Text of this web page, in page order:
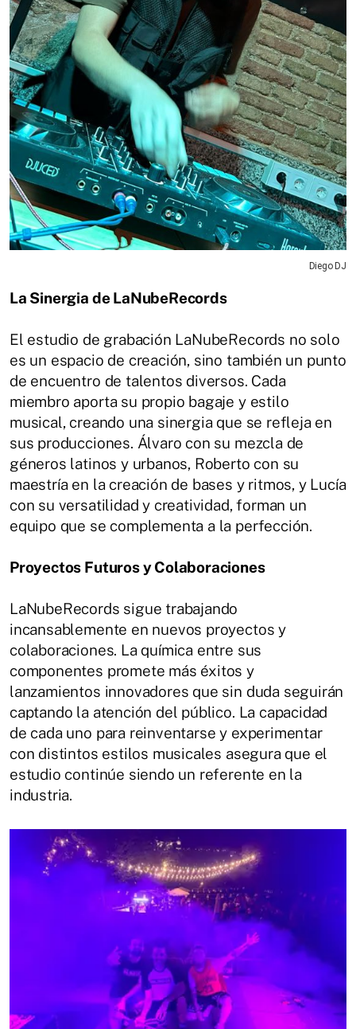
Diego DJ
La Sinergia de LaNubeRecords
El estudio de grabación LaNubeRecords no solo
es un espacio de creación, sino también un punto
de encuentro de talentos diversos. Cada
miembro aporta su propio bagaje y estilo
musical, creando una sinergia que se refleja en
sus producciones. Álvaro con su mezcla de
géneros latinos y urbanos, Roberto con su
maestría en la creación de bases y ritmos, y Lucía
con su versatilidad y creatividad, forman un
equipo que se complementa a la perfección.
Proyectos Futuros y Colaboraciones
LaNubeRecords sigue trabajando
incansablemente en nuevos proyectos y
colaboraciones. La química entre sus
componentes promete más éxitos y
lanzamientos innovadores que sin duda seguirán
captando la atención del público. La capacidad
de cada uno para reinventarse y experimentar
con distintos estilos musicales asegura que el
estudio continúe siendo un referente en la
industria.